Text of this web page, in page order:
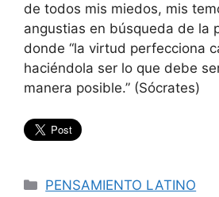
de todos mis miedos, mis
angustias en búsqueda de la
donde “la virtud perfecciona
haciéndola ser lo que debe
manera posible.” (Sócrates)
Categorías
PENSAMIENTO LATINO